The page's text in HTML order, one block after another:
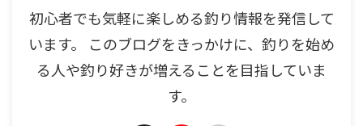
初心者でも気軽に楽しめる釣り情報を発信して
います。 このブログをきっかけに、釣りを始め
る人や釣り好きが増えることを目指していま
す。